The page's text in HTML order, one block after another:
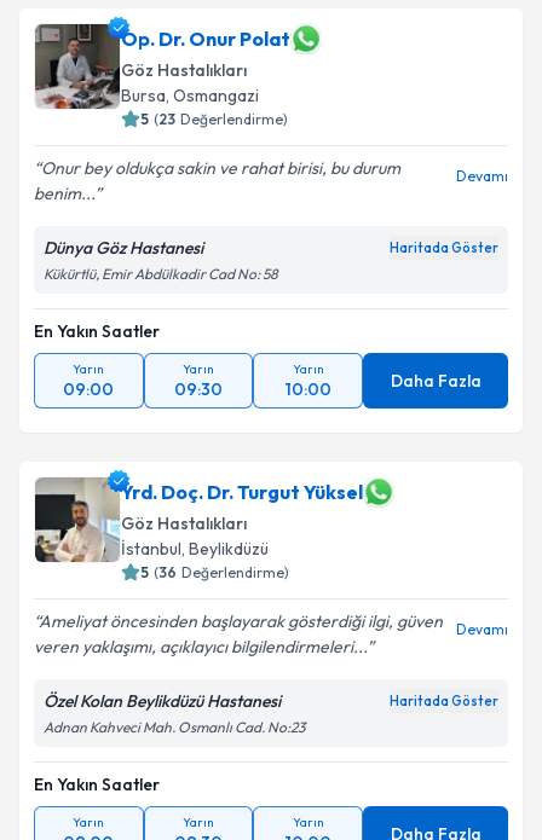
Op. Dr. Onur Polat
Göz Hastalıkları
Bursa, Osmangazi
5 (23 Değerlendirme)
Onur bey oldukça sakin ve rahat birisi, bu durum
benim...
Devamı
Dünya Göz Hastanesi Haritada Göster
Kükürtlü, Emir Abdülkadir Cad No: 58
En Yakın Saatler
Yarın
09:00
Yarın
09:30
Yarın
10:00 Daha Fazla
Yrd. Doç. Dr. Turgut Yüksel
Göz Hastalıkları
İstanbul, Beylikdüzü
5 (36 Değerlendirme)
Ameliyat öncesinden başlayarak gösterdiği ilgi, güven
veren yaklaşımı, açıklayıcı bilgilendirmeleri...
Devamı
Özel Kolan Beylikdüzü Hastanesi Haritada Göster
Adnan Kahveci Mah. Osmanlı Cad. No:23
En Yakın Saatler
Yarın Yarın Yarın
Daha Fazla